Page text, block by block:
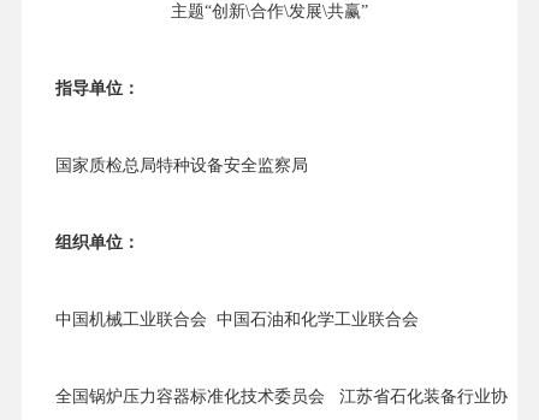
主题“创新\合作\发展\共赢”
指导单位：
国家质检总局特种设备安全监察局
组织单位：
中国机械工业联合会 中国石油和化学工业联合会
全国锅炉压力容器标准化技术委员会 江苏省石化装备行业协